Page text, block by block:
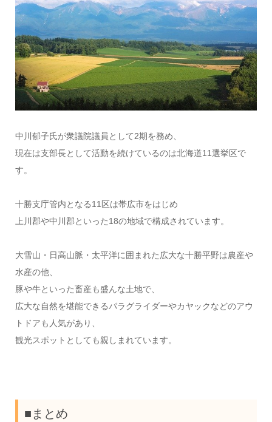
中川郁子氏が衆議院議員として2期を務め、
現在は支部長として活動を続けているのは北海道11選挙区で
す。
十勝支庁管内となる11区は帯広市をはじめ
上川郡や中川郡といった18の地域で構成されています。
大雪山・日高山脈・太平洋に囲まれた広大な十勝平野は農産や
水産の他、
豚や牛といった畜産も盛んな土地で、
広大な自然を堪能できるパラグライダーやカヤックなどのアウ
トドアも人気があり、
観光スポットとしても親しまれています。
■まとめ